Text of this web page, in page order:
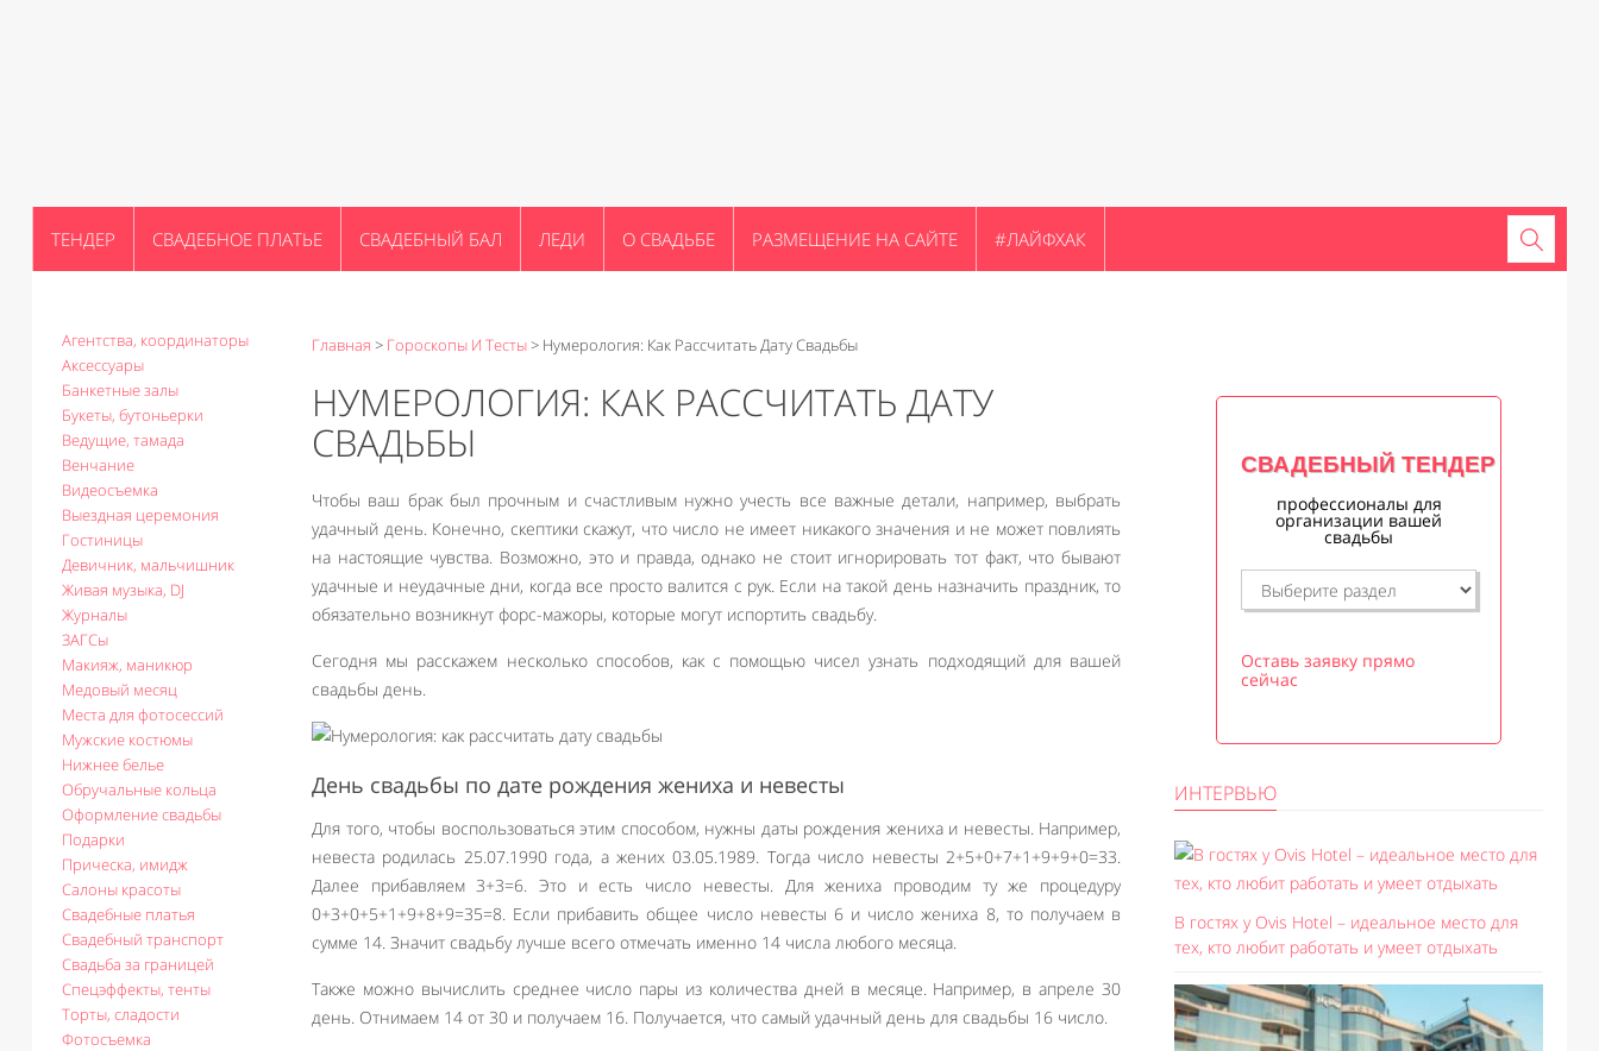
ТЕНДЕР СВАДЕБНОЕ ПЛАТЬЕ СВАДЕБНЫЙ БАЛ ЛЕДИ О СВАДЬБЕ РАЗМЕЩЕНИЕ НА САЙТЕ #ЛАЙФХАК
Агентства, координаторы
Аксессуары
Банкетные залы
Букеты, бутоньерки
Ведущие, тамада
Венчание
Видеосъемка
Выездная церемония
Гостиницы
Девичник, мальчишник
Живая музыка, DJ
Журналы
ЗАГСы
Макияж, маникюр
Медовый месяц
Места для фотосессий
Мужские костюмы
Нижнее белье
Обручальные кольца
Оформление свадьбы
Подарки
Прическа, имидж
Салоны красоты
Свадебные платья
Свадебный транспорт
Свадьба за границей
Спецэффекты, тенты
Торты, сладости
Фотосъемка
Главная > Гороскопы И Тесты> Нумерология: Как Рассчитать Дату Свадьбы
НУМЕРОЛОГИЯ: КАК РАССЧИТАТЬ ДАТУ
СВАДЬБЫ
Чтобы ваш брак был прочным и счастливым нужно учесть все важные детали, например, выбрать
удачный день. Конечно, скептики скажут, что число не имеет никакого значения и не может повлиять
на настоящие чувства. Возможно, это и правда, однако не стоит игнорировать тот факт, что бывают
удачные и неудачные дни, когда все просто валится с рук. Если на такой день назначить праздник, то
обязательно возникнут форс-мажоры, которые могут испортить свадьбу.
Сегодня мы расскажем несколько способов, как с помощью чисел узнать подходящий для вашей
свадьбы день.
День свадьбы по дате рождения жениха и невесты
Для того, чтобы воспользоваться этим способом, нужны даты рождения жениха и невесты. Например,
невеста родилась 25.07.1990 года, а жених 03.05.1989. Тогда число невесты 2+5+0+7+1+9+9+0=33.
Далее прибавляем 3+3=6. Это и есть число невесты. Для жениха проводим ту же процедуру
0+3+0+5+1+9+8+9=35=8. Если прибавить общее число невесты 6 и число жениха 8, то получаем в
сумме 14. Значит свадьбу лучше всего отмечать именно 14 числа любого месяца.
Также можно вычислить среднее число пары из количества дней в месяце. Например, в апреле 30
день. Отнимаем 14 от 30 и получаем 16. Получается, что самый удачный день для свадьбы 16 число.
СВАДЕБНЫЙ ТЕНДЕР
профессионалы для
организации вашей
свадьбы
Оставь заявку прямо
сейчас
ИНТЕРВЬЮ
В гостях у Ovis Hotel – идеальное место для
тех, кто любит работать и умеет отдыхать